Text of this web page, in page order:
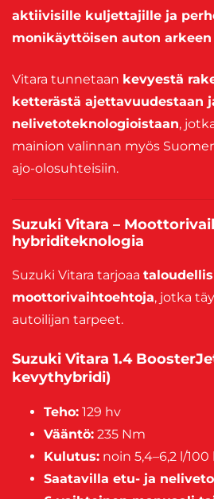
aktiivisille kuljettajille ja
monikäyttöisen auton arkeen
Vitara tunnetaan kevyestä
ketterästä ajettavuudestaan
nelivetoteknologioistaan,
mainion valinnan myös
ajo-olosuhteisiin.
Suzuki Vitara –
hybriditeknologia
Suzuki Vitara tarjoaa
moottorivaihtoehtoja, jotka
autoilijan tarpeet.
Suzuki Vitara 1.4
kevythybridi)
Teho: 129 hv
Vääntö: 235 Nm
Kulutus: noin 5,4–6,2 l/
Saatavilla etu- ja